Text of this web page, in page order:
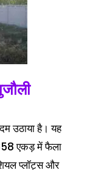
उठाया है। यह
एकड़ में फैला
प्लॉट्स और